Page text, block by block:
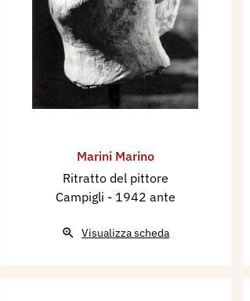
Marini Marino
Ritratto del pittore
Campigli - 1942 ante
Visualizza scheda